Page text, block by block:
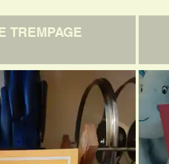
TREMPAGE